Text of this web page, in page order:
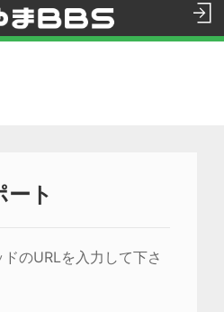
ト
のURLを入力して下さ